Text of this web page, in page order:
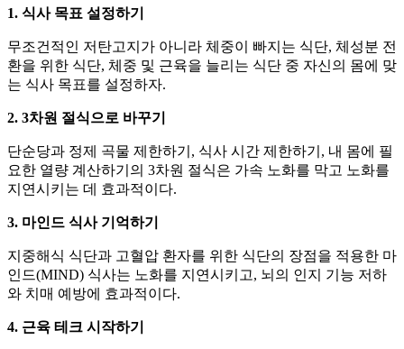
1. 식사 목표 설정하기
무조건적인 저탄고지가 아니라 체중이 빠지는 식단, 체성분 전
환을 위한 식단, 체중 및 근육을 늘리는 식단 중 자신의 몸에 맞
는 식사 목표를 설정하자.
2. 3차원 절식으로 바꾸기
단순당과 정제 곡물 제한하기, 식사 시간 제한하기, 내 몸에 필
요한 열량 계산하기의 3차원 절식은 가속 노화를 막고 노화를
지연시키는 데 효과적이다.
3. 마인드 식사 기억하기
지중해식 식단과 고혈압 환자를 위한 식단의 장점을 적용한 마
인드(MIND) 식사는 노화를 지연시키고, 뇌의 인지 기능 저하
와 치매 예방에 효과적이다.
4. 근육 테크 시작하기